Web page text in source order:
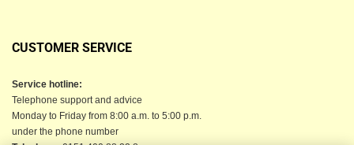
CUSTOMER SERVICE
Service hotline:
Telephone support and advice
Monday to Friday from 8:00 a.m. to 5:00 p.m.
under the phone number